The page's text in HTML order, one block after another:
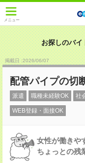
メニュー
お探しのバイ
掲載日 :2026/06/07
配管パイプの切
派遣 職種未経験OK 社
WEB登録・面接OK
女性が働きや
ちょっとの残